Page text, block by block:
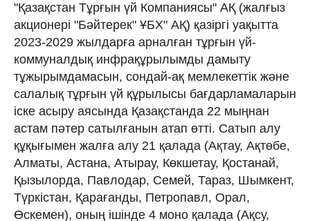
"Қазақстан Тұрғын үй Компаниясы" АҚ (жалғыз
акционері "Бәйтерек" ҰБХ" АҚ) қазіргі уақытта
2023-2029 жылдарға арналған тұрғын үй-
коммуналдық инфрақұрылымды дамыту
тұжырымдамасын, сондай-ақ мемлекеттік және
салалық тұрғын үй құрылысы бағдарламаларын
іске асыру аясында Қазақстанда 22 мыңнан
астам пәтер сатылғанын атап өтті. Сатып алу
құқығымен жалға алу 21 қалада (Ақтау, Ақтөбе,
Алматы, Астана, Атырау, Көкшетау, Қостанай,
Қызылорда, Павлодар, Семей, Тараз, Шымкент,
Түркістан, Қарағанды, Петропавл, Орал,
Өскемен), оның ішінде 4 моно қалада (Ақсу,